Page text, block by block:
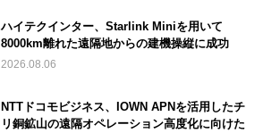
ハイテクインター、Starlink Miniを用いて
8000km離れた遠隔地からの建機操縦に成功
2026.08.06
NTTドコモビジネス、IOWN APNを活用したチ
リ銅鉱山の遠隔オペレーション高度化に向けた